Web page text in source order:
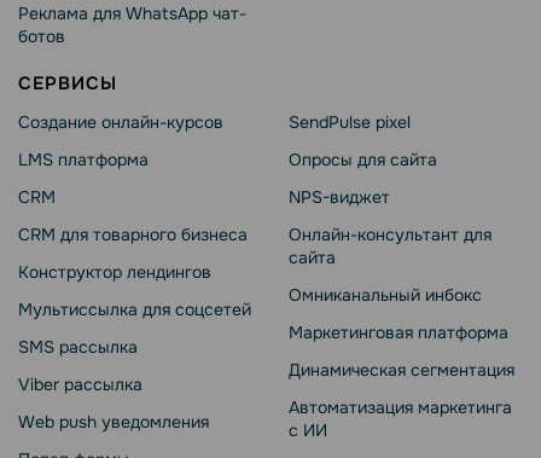
Реклама для WhatsApp чат-
ботов
СЕРВИСЫ
Создание онлайн-курсов
LMS платформа
CRM
CRM для товарного бизнеса
Конструктор лендингов
Мультиссылка для соцсетей
SMS рассылка
Viber рассылка
Web push уведомления
SendPulse pixel
Опросы для сайта
NPS-виджет
Онлайн-консультант для
сайта
Омниканальный инбокс
Маркетинговая платформа
Динамическая сегментация
Автоматизация маркетинга
с ИИ